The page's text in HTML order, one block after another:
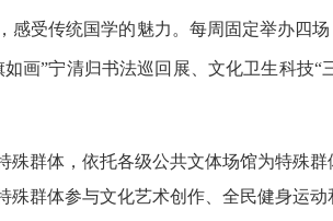
感受传统国学的魅力。每周固定举办四
如画”宁清归书法巡回展、文化卫生科技“
殊群体， 依托各级公共文体场馆为特殊群
殊群体参与文化艺术创作 、全民健身运动